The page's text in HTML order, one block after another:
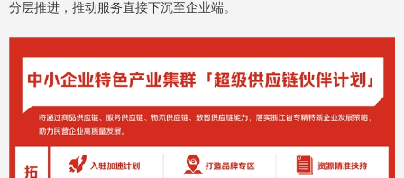
分层推进，推动服务直接下沉至企业端。